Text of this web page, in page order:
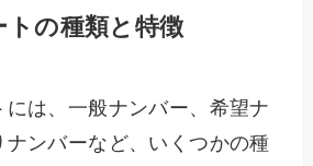
の種類と特徴
は、一般ナンバー、希望ナ
ナンバーなど、いくつかの種